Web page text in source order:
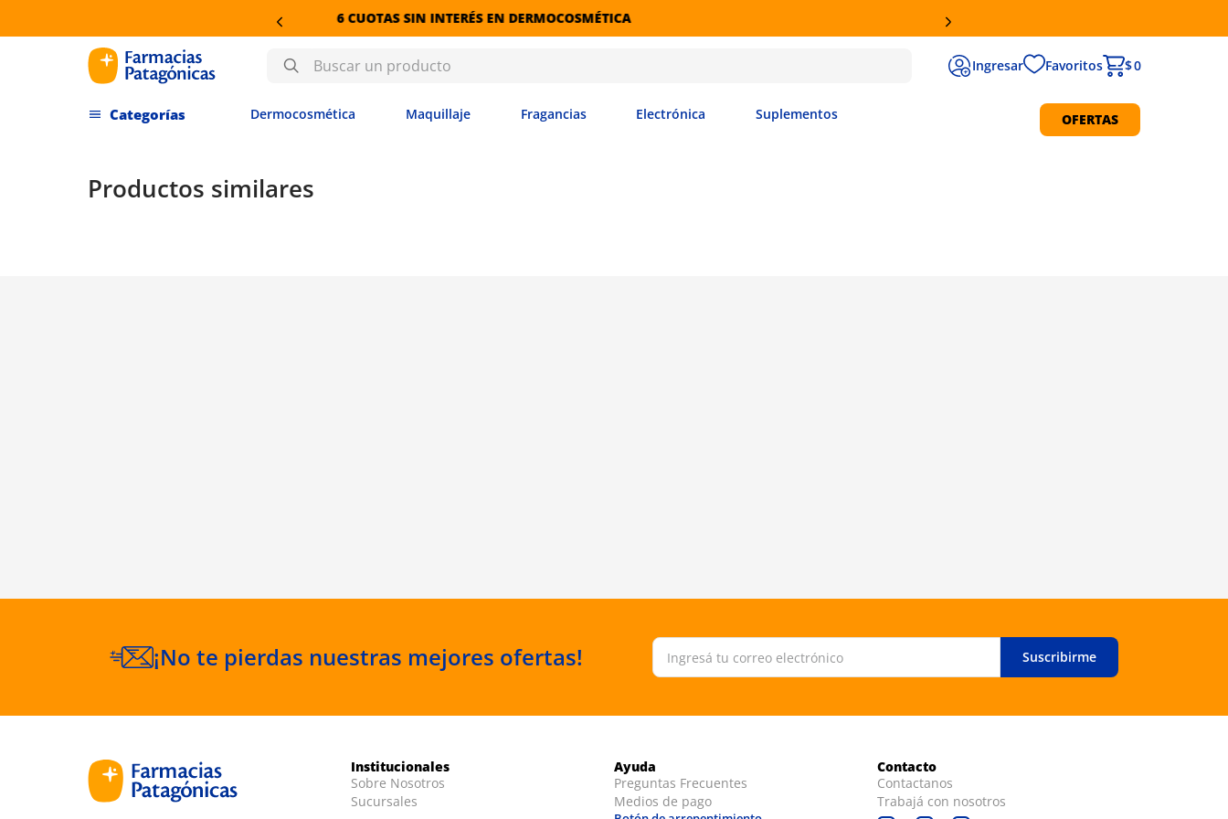
6 CUOTAS SIN INTERÉS EN DERMOCOSMÉTICA RETIRO GRATIS EN SUCURSALES
Buscar un producto Favoritos $ 0
Dermocosmética Maquillaje Fragancias Electrónica Suplementos OFERTAS
Productos similares
¡No te pierdas nuestras mejores ofertas! Suscribirme
Institucionales
Sobre Nosotros
Sucursales
Ayuda
Preguntas Frecuentes
Medios de pago
Contacto
Contactanos
Trabajá con nosotros